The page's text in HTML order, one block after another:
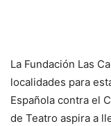
La Fundación Las
localidades para
Española contra el
de Teatro aspira a